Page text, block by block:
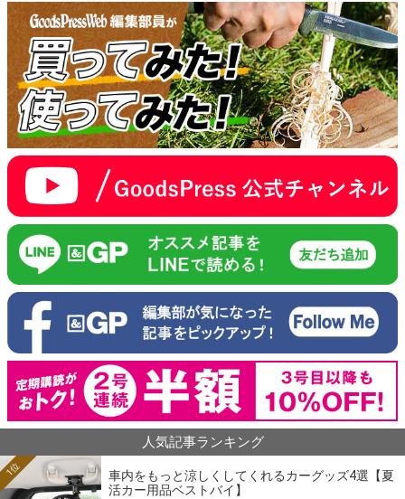
人気記事ランキング
車内をもっと涼しくしてくれるカーグッズ4選【夏
活カー用品ベストバイ】
1位